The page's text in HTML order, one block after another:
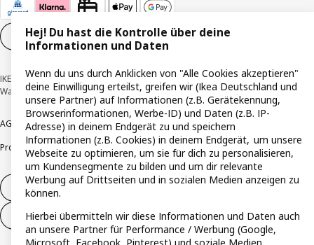
Cookie-Einstellungen DE
IKEA Deutschland GmbH & Co. KG - Am Wandersmann 2-4, 65719 Hofheim-
Wallau © Inter IKEA Systems B.V. 1999-2026
AGB Barrierefreiheit Cookie-RichtlinieDatenschutzerklärungImpressum
ProduktrückrufeResponsible DisclosureVertrauensstelle
Vertrag widerrufen
Vertrag widerrufen (Services & Leistungen)
Hej! Du hast die Kontrolle über deine
Informationen und Daten
Wenn du uns durch Anklicken von "Alle Cookies akzeptieren"
deine Einwilligung erteilst, greifen wir (Ikea Deutschland und
unsere Partner) auf Informationen (z.B. Gerätekennung,
Browserinformationen, Werbe-ID) und Daten (z.B. IP-
Adresse) in deinem Endgerät zu und speichern
Informationen (z.B. Cookies) in deinem Endgerät, um unsere
Webseite zu optimieren, um sie für dich zu personalisieren,
um Kundensegmente zu bilden und um dir relevante
Werbung auf Drittseiten und in sozialen Medien anzeigen zu
können.
Hierbei übermitteln wir diese Informationen und Daten auch
an unsere Partner für Performance / Werbung (Google,